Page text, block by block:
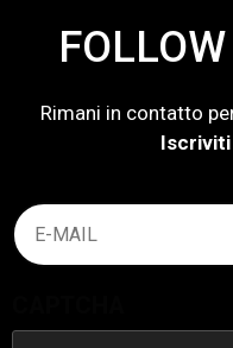
Rimani in contatto
Iscriviti
Email
(Obbligatorio)